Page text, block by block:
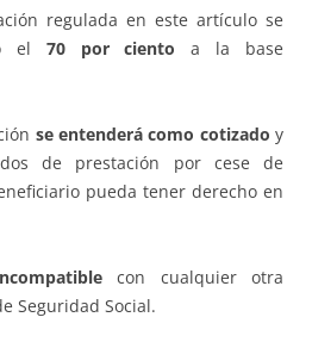
regulada en este artículo se
el 70 por ciento a la base
se entenderá como cotizado y
de prestación por cese de
pueda tener derecho en
con cualquier otra
Seguridad Social.